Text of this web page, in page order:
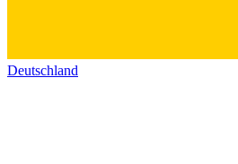
Deutschland